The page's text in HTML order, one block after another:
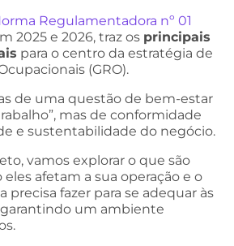
Regulamentadora nº 01
2025 e 2026, traz os principais
para o centro da estratégia de
(GRO).
de uma questão de bem-estar
mas de conformidade
e sustentabilidade do negócio.
vamos explorar o que são
eles afetam a sua operação e o
precisa fazer para se adequar às
garantindo um ambiente